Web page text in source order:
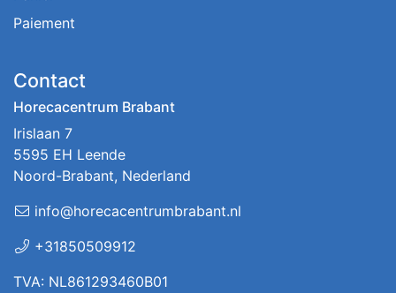
Paiement
Contact
Horecacentrum Brabant
Irislaan 7
5595 EH Leende
Noord-Brabant, Nederland
info@horecacentrumbrabant.nl
+31850509912
TVA: NL861293460B01